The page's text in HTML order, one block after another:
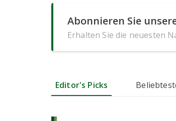
Abonnieren Sie
Erhalten Sie die neuesten
Editor's Picks